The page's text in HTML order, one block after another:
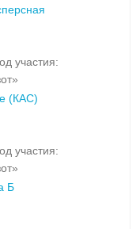
участия:
(КАС)
участия:
Б